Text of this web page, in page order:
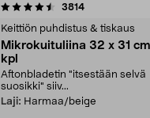
3814arvostelut
Keittiön puhdistus & tiskaus
Mikrokuituliina 32 x 31
kpl
Aftonbladetin "itsestään selvä
suosikki" siiv...
Laji: Harmaa/beige
4.5viidestä